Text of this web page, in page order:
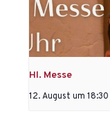
Hl. Messe
12. August um 18:30